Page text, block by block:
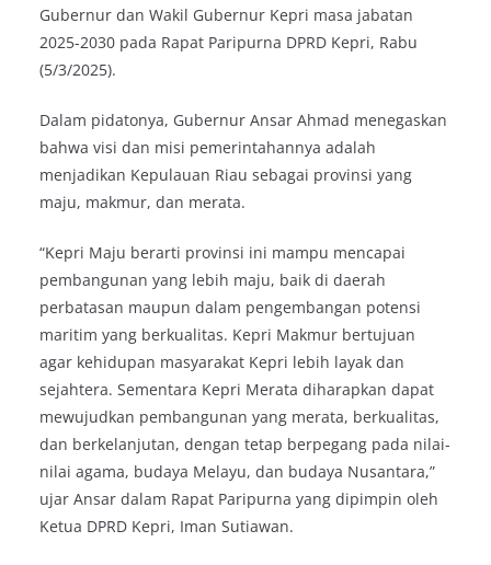
Gubernur dan Wakil Gubernur Kepri masa jabatan
2025-2030 pada Rapat Paripurna DPRD Kepri, Rabu
(5/3/2025).
Dalam pidatonya, Gubernur Ansar Ahmad menegaskan
bahwa visi dan misi pemerintahannya adalah
menjadikan Kepulauan Riau sebagai provinsi yang
maju, makmur, dan merata.
“Kepri Maju berarti provinsi ini mampu mencapai
pembangunan yang lebih maju, baik di daerah
perbatasan maupun dalam pengembangan potensi
maritim yang berkualitas. Kepri Makmur bertujuan
agar kehidupan masyarakat Kepri lebih layak dan
sejahtera. Sementara Kepri Merata diharapkan dapat
mewujudkan pembangunan yang merata, berkualitas,
dan berkelanjutan, dengan tetap berpegang pada nilai-
nilai agama, budaya Melayu, dan budaya Nusantara,”
ujar Ansar dalam Rapat Paripurna yang dipimpin oleh
Ketua DPRD Kepri, Iman Sutiawan.